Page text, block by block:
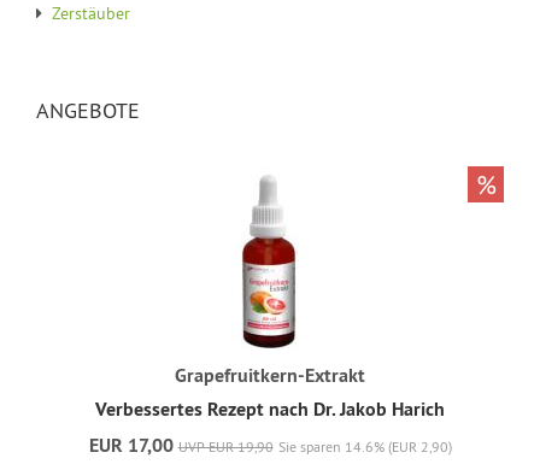
Zerstäuber
ANGEBOTE
Grapefruitkern-Extrakt
Verbessertes Rezept nach Dr. Jakob Harich
EUR 17,00 UVP EUR 19,90 Sie sparen 14.6% (EUR 2,90)
%